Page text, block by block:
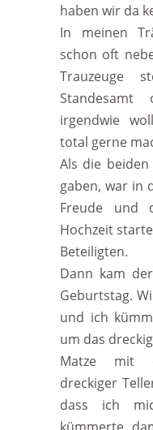
haben wir da
In meinen
schon oft
Trauzeuge
irgendwie
total gerne
Als die
gaben, war in
Freude und
Hochzeit
Beteiligten.
Dann kam
Geburtstag.
und ich
um das
Matze mit
dreckiger
dass ich